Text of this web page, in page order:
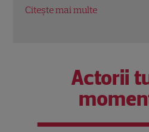
Actorii